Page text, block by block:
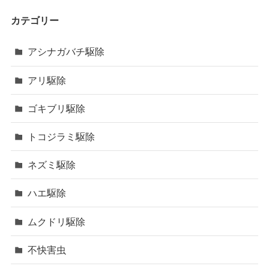
カテゴリー
アシナガバチ駆除
アリ駆除
ゴキブリ駆除
トコジラミ駆除
ネズミ駆除
ハエ駆除
ムクドリ駆除
不快害虫